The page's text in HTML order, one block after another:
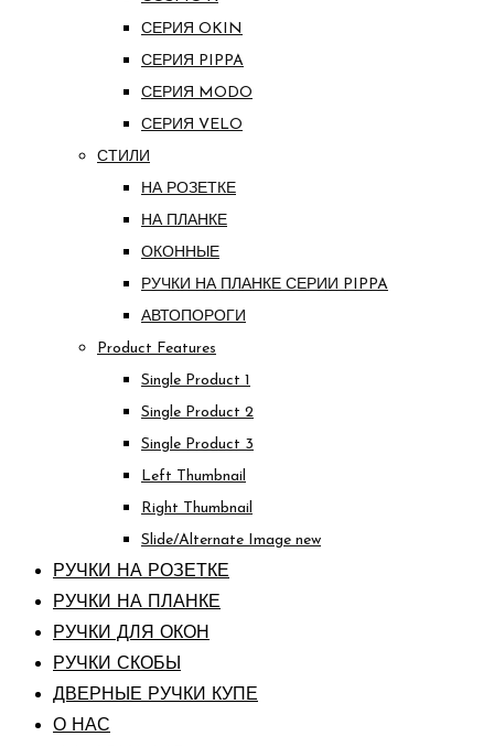
СЕРИЯ OKIN
СЕРИЯ PIPPA
СЕРИЯ MODO
СЕРИЯ VELO
СТИЛИ
НА РОЗЕТКЕ
НА ПЛАНКЕ
ОКОННЫЕ
РУЧКИ НА ПЛАНКЕ СЕРИИ PIPPA
АВТОПОРОГИ
Product Features
Single Product 1
Single Product 2
Single Product 3
Left Thumbnail
Right Thumbnail
Slide/Alternate Image new
РУЧКИ НА РОЗЕТКЕ
РУЧКИ НА ПЛАНКЕ
РУЧКИ ДЛЯ ОКОН
РУЧКИ СКОБЫ
ДВЕРНЫЕ РУЧКИ КУПЕ
О НАС